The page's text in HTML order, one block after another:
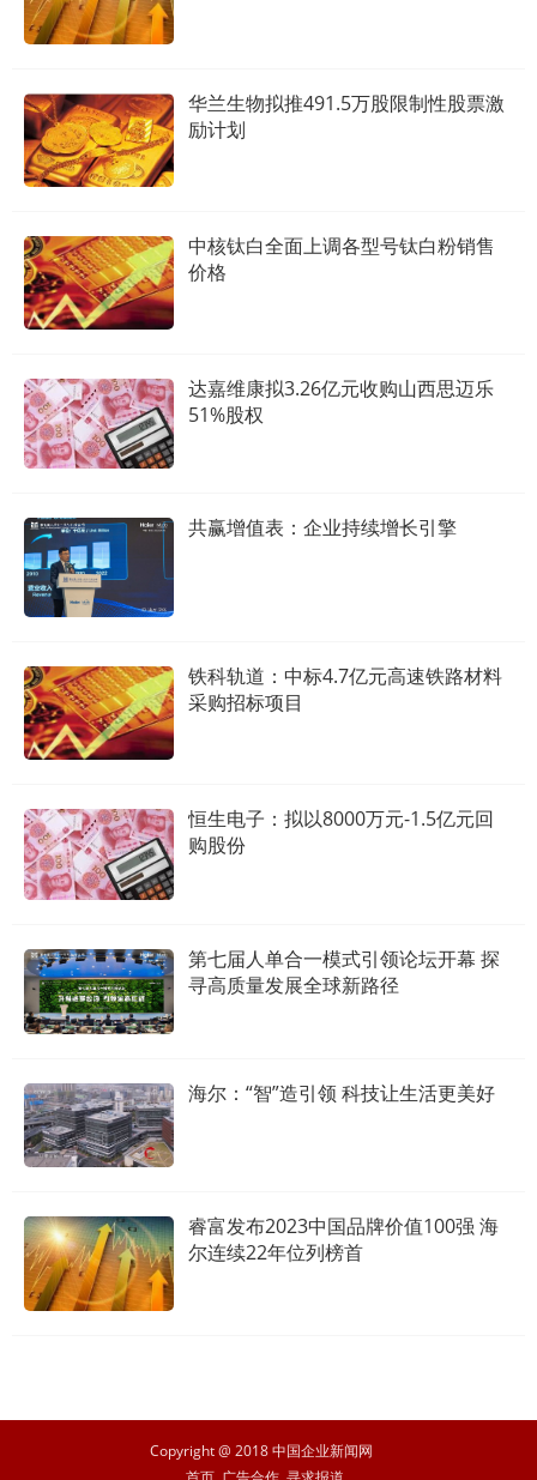
华兰生物拟推491.5万股限制性股票激
励计划
中核钛白全面上调各型号钛白粉销售
价格
达嘉维康拟3.26亿元收购山西思迈乐
51%股权
共赢增值表：企业持续增长引擎
铁科轨道：中标4.7亿元高速铁路材料
采购招标项目
恒生电子：拟以8000万元-1.5亿元回
购股份
第七届人单合一模式引领论坛开幕 探
寻高质量发展全球新路径
海尔：“智”造引领 科技让生活更美好
睿富发布2023中国品牌价值100强 海
尔连续22年位列榜首
Copyright @ 2018 中国企业新闻网